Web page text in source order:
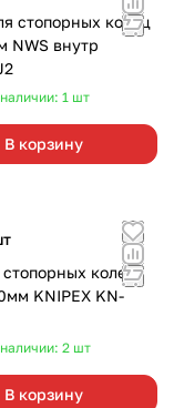
стопорных колец
NWS внутр
1 шт
В корзину
колец
KNIPEX KN-
2 шт
В корзину